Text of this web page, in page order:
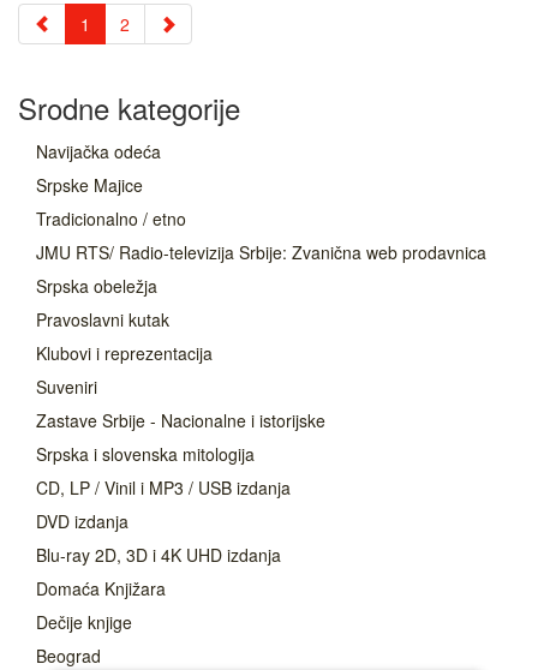
1 2
Srodne kategorije
Navijačka odeća
Srpske Majice
Tradicionalno / etno
JMU RTS/ Radio-televizija Srbije: Zvanična web prodavnica
Srpska obeležja
Pravoslavni kutak
Klubovi i reprezentacija
Suveniri
Zastave Srbije - Nacionalne i istorijske
Srpska i slovenska mitologija
CD, LP / Vinil i MP3 / USB izdanja
DVD izdanja
Blu-ray 2D, 3D i 4K UHD izdanja
Domaća Knjižara
Dečije knjige
Beograd